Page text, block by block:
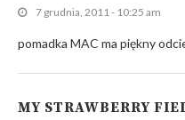
7 grudnia, 2011 - 10:25 am
pomadka MAC ma piękny
MY STRAWBERRY